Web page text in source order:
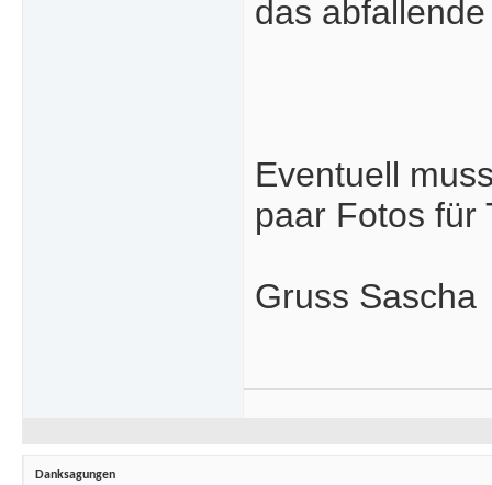
das
Eventuell
paar Fotos für
Gruss Sascha
Danksagungen